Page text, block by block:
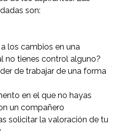
son:
los cambios en una
no tienes control alguno?
de trabajar de una forma
en el que no hayas
un compañero
solicitar la valoración de tu